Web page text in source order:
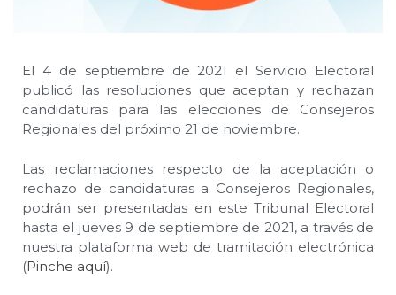
El 4 de septiembre de 2021 el Servicio Electoral
publicó las resoluciones que aceptan y rechazan
candidaturas para las elecciones de Consejeros
Regionales del próximo 21 de noviembre.
Las reclamaciones respecto de la aceptación o
rechazo de candidaturas a Consejeros Regionales,
podrán ser presentadas en este Tribunal Electoral
hasta el jueves 9 de septiembre de 2021, a través de
nuestra plataforma web de tramitación electrónica
(Pinche aquí).